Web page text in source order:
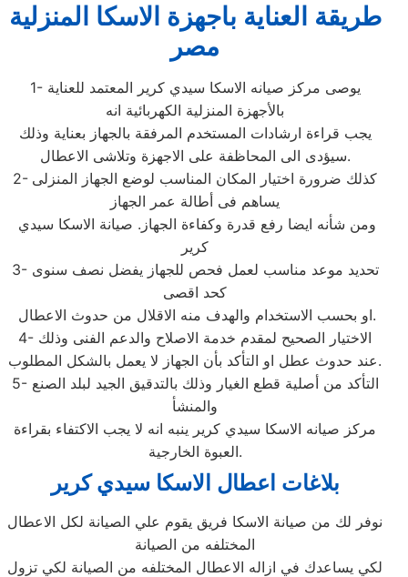
طريقة العناية باجهزة الاسكا المنزلية
مصر
1- يوصى مركز صيانه الاسكا سيدي كرير المعتمد للعناية
بالأجهزة المنزلية الكهربائية انه
يجب قراءة ارشادات المستخدم المرفقة بالجهاز بعناية وذلك
سيؤدى الى المحاظفة على الاجهزة وتلاشى الاعطال.
2- كذلك ضرورة اختيار المكان المناسب لوضع الجهاز المنزلى
يساهم فى أطالة عمر الجهاز
كرير
3- تحديد موعد مناسب لعمل فحص للجهاز يفضل نصف سنوى
كحد اقصى
او بحسب الاستخدام والهدف منه الاقلال من حدوث الاعطال.
4- الاختيار الصحيح لمقدم خدمة الاصلاح والدعم الفنى وذلك
عند حدوث عطل او التأكد بأن الجهاز لا يعمل بالشكل المطلوب.
5- التأكد من أصلية قطع الغيار وذلك بالتدقيق الجيد لبلد الصنع
والمنشأ
مركز صيانه الاسكا سيدي كرير ينبه انه لا يجب الاكتفاء بقراءة
العبوة الخارجية.
بلاغات اعطال الاسكا سيدي كرير
نوفر لك من صيانة الاسكا فريق يقوم علي الصيانة لكل الاعطال
المختلفه من الصيانة
لكي يساعدك في ازاله الاعطال المختلفه من الصيانة لكي تزول